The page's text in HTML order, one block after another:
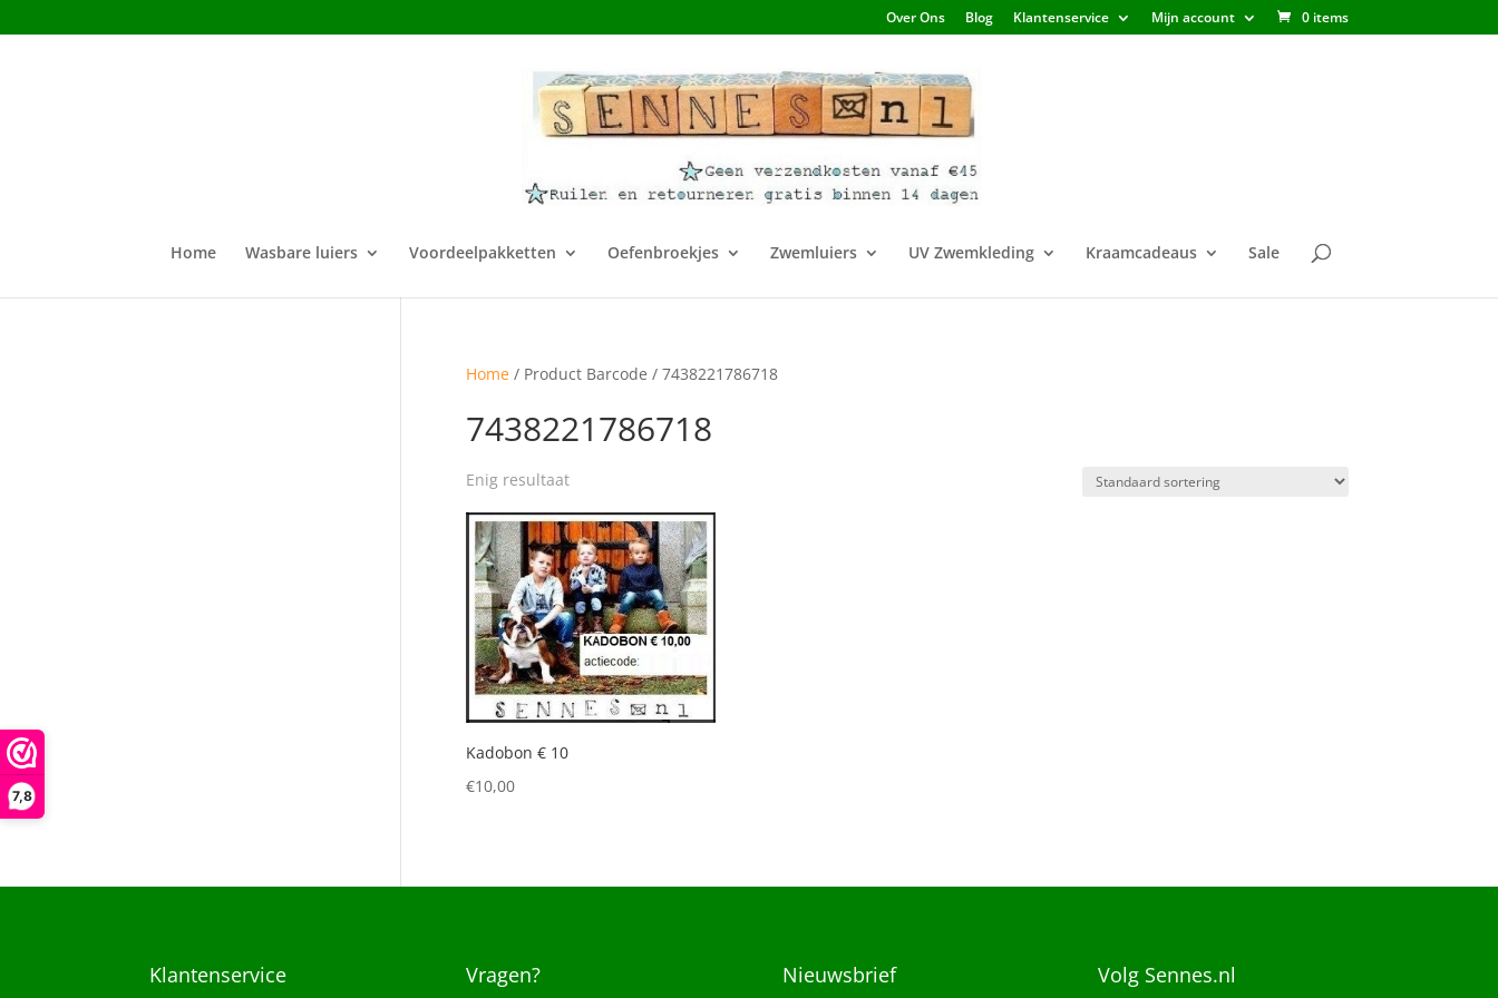
7,8
Over Ons Blog Klantenservice Mijn account 0 items
Home Wasbare luiers Voordeelpakketten Oefenbroekjes Zwemluiers UV Zwemkleding Kraamcadeaus Sale
Home/ Product Barcode / 7438221786718
7438221786718
Enig resultaat
Kadobon € 10
€10,00
Klantenservice Vragen? Nieuwsbrief Volg Sennes.nl